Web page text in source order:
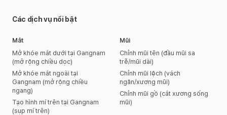
Các dịch vụ nổi bật
Mắt
Mở khóe mắt dưới tại Gangnam
(mở rộng chiều dọc)
Mở khóe mắt ngoài tại
Gangnam (mở rộng chiều
ngang)
Tạo hình mí trên tại Gangnam
(sụp mí trên)
Mũi
Chỉnh mũi tên (đầu mũi sa
trễ/mũi dài)
Chỉnh mũi lệch (vách
ngăn/xương mũi)
Chỉnh mũi gồ (cắt xương sống
mũi)